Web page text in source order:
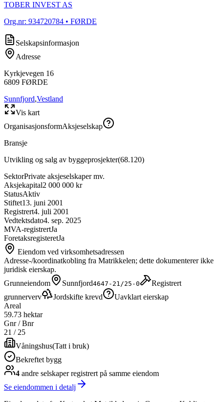
TOBER INVEST AS
Org.nr: 934720784 • FØRDE
Selskapsinformasjon
Adresse
Kyrkjevegen 16
6809 FØRDE
Sunnfjord,Vestland
Vis kart
OrganisasjonsformAksjeselskap
Bransje
Utvikling og salg av byggeprosjekter(68.120)
SektorPrivate aksjeselskaper mv.
Aksjekapital2 000 000 kr
StatusAktiv
Stiftet13. juni 2001
Registrert4. juli 2001
Vedtektsdato4. sep. 2025
MVA-registrertJa
ForetaksregisteretJa
Eiendom ved virksomhetsadressen
Adresse-/koordinatkobling fra Matrikkelen; dette dokumenterer ikke
juridisk eierskap.
Grunneiendom
Sunnfjord4647-21/25-0
Registrert
grunnerverv
Jordskifte krevd
Uavklart eierskap
Areal
59.73 hektar
Gnr / Bnr
21 /25
Våningshus(Tatt i bruk)
Bekreftet bygg
4 andre selskaperregistrert på samme eiendom
Se eiendommen i detalj